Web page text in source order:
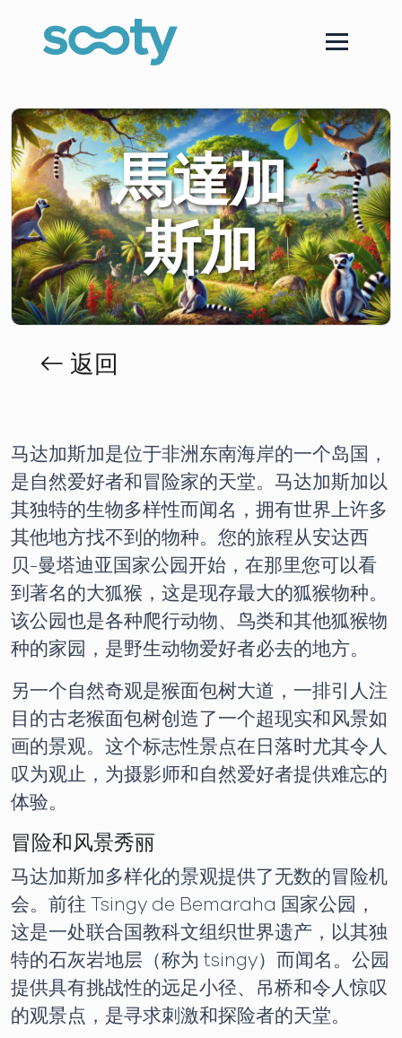
馬達加
斯加
返回
马达加斯加是位于非洲东南海岸的一个岛国，
是自然爱好者和冒险家的天堂。马达加斯加以
其独特的生物多样性而闻名，拥有世界上许多
其他地方找不到的物种。您的旅程从安达西
贝-曼塔迪亚国家公园开始，在那里您可以看
到著名的大狐猴，这是现存最大的狐猴物种。
该公园也是各种爬行动物、鸟类和其他狐猴物
种的家园，是野生动物爱好者必去的地方。
另一个自然奇观是猴面包树大道，一排引人注
目的古老猴面包树创造了一个超现实和风景如
画的景观。这个标志性景点在日落时尤其令人
叹为观止，为摄影师和自然爱好者提供难忘的
体验。
冒险和风景秀丽
马达加斯加多样化的景观提供了无数的冒险机
会。前往 Tsingy de Bemaraha 国家公园，
这是一处联合国教科文组织世界遗产，以其独
特的石灰岩地层（称为 tsingy）而闻名。公园
提供具有挑战性的远足小径、吊桥和令人惊叹
的观景点，是寻求刺激和探险者的天堂。